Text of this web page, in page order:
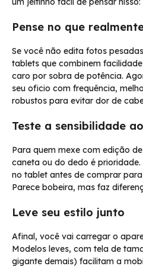
Pense no que
Se você não edita fotos
tablets que combinem
caro por sobra de potência.
seu oficio com frequência,
robustos para evitar dor de
Teste a sensibilidade
Para quem mexe com edição
caneta ou do dedo é
no tablet antes de comprar
Parece bobeira, mas faz
Leve seu estilo junto
Afinal, você vai carregar o
Modelos leves, com tela de
gigante demais) facilitam a